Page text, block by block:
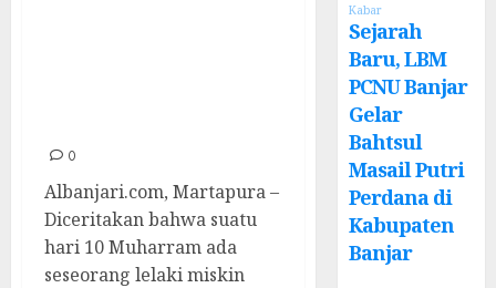
0
Albanjari.com, Martapura –
Diceritakan bahwa suatu
hari 10 Muharram ada
seseorang lelaki miskin
Kabar
Sejarah
Baru, LBM
PCNU Banjar
Gelar
Bahtsul
Masail Putri
Perdana di
Kabupaten
Banjar